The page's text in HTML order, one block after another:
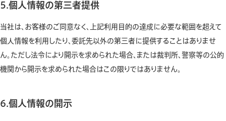
5.個人情報の第三者提供
当社は、お客様のご同意なく、上記利用目的の達成に必要な範囲を超えて
個人情報を利用したり、委託先以外の第三者に提供することはありませ
ん。ただし法令により開示を求められた場合、または裁判所、警察等の公的
機関から開示を求められた場合はこの限りではありません。
6.個人情報の開示